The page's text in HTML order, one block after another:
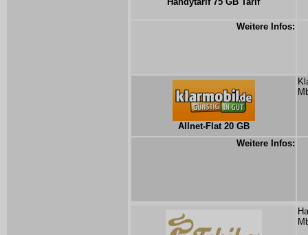
Weitere Infos:
Allnet-Flat 20 GB
Weitere Infos: